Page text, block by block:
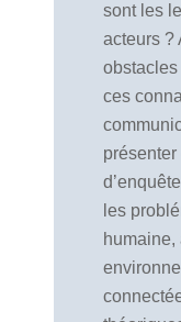
sont les
acteurs ?
ces
les
humaine,